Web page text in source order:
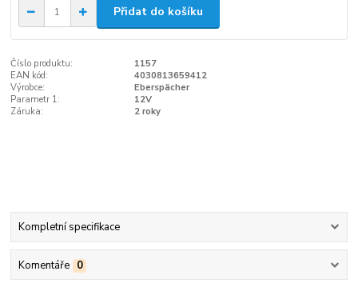
Přidat do košíku
Číslo produktu:
1157
EAN kód:
4030813659412
Výrobce:
Eberspächer
Parametr 1:
12V
Záruka:
2 roky
Kompletní specifikace
Komentáře 0